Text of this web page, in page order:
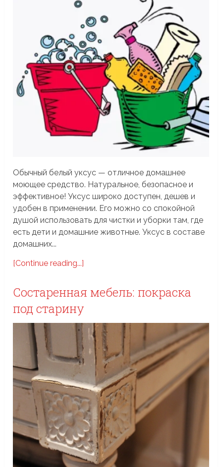
Обычный белый уксус — отличное домашнее
моющее средство. Натуральное, безопасное и
эффективное! Уксус широко доступен, дешев и
удобен в применении. Его можно со спокойной
душой использовать для чистки и уборки там, где
есть дети и домашние животные. Уксус в составе
домашних...
[Continue reading...]
Состаренная мебель: покраска
под старину